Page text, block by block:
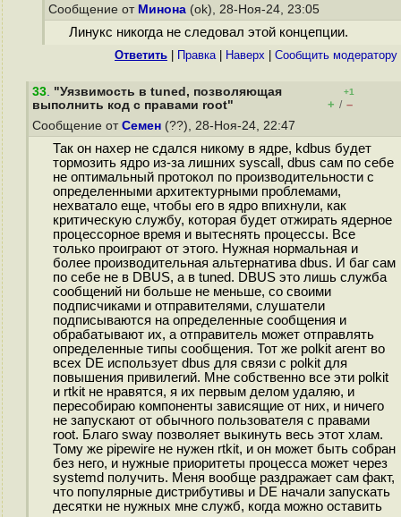
Сообщение от Минона (ok), 28-Ноя-24, 23:05
Линукс никогда не следовал этой концепции.
Ответить Правка| Наверх Cообщить модератору
33. "Уязвимость в tuned, позволяющая
выполнить код с правами root"
+1
+ / –
Сообщение от Семен (??), 28-Ноя-24, 22:47
Так он нахер не сдался никому в ядре, kdbus будет
тормозить ядро из-за лишних syscall, dbus сам по себе
не оптимальный протокол по производительности с
определенными архитектурными проблемами,
нехватало еще, чтобы его в ядро впихнули, как
критическую службу, которая будет отжирать ядерное
процессорное время и вытеснять процессы. Все
только проиграют от этого. Нужная нормальная и
более производительная альтернатива dbus. И баг сам
по себе не в DBUS, а в tuned. DBUS это лишь служба
сообщений ни больше не меньше, со своими
подписчиками и отправителями, слушатели
подписываются на определенные сообщения и
обрабатывают их, а отправитель может отправлять
определенные типы сообщения. Тот же polkit агент во
всех DE использует dbus для связи с polkit для
повышения привилегий. Мне собственно все эти polkit
и rtkit не нравятся, я их первым делом удаляю, и
пересобираю компоненты зависящие от них, и ничего
не запускают от обычного пользователя с правами
root. Благо sway позволяет выкинуть весь этот хлам.
Тому же pipewire не нужен rtkit, и он может быть собран
без него, и нужные приоритеты процесса может через
systemd получить. Меня вообще раздражает сам факт,
что популярные дистрибутивы и DE начали запускать
десятки не нужных мне служб, когда можно оставить